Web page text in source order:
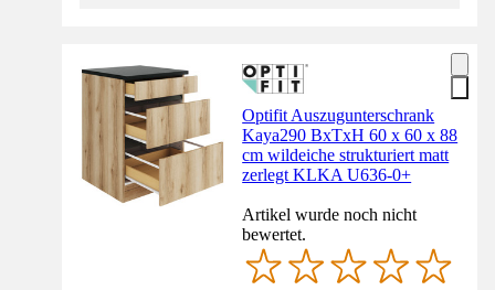
Optifit Auszugunterschrank
Kaya290 BxTxH 60 x 60 x 88
cm wildeiche strukturiert matt
zerlegt KLKA U636-0+
Artikel wurde noch nicht
bewertet.